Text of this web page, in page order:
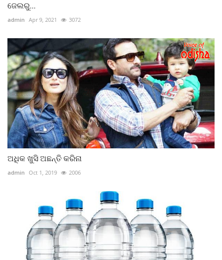
ଜେଲରୁ...
admin Apr 9, 2021 3072
ଅଧିକ ଖୁସି ଅଛନ୍ତି କରିନା
admin Oct 1, 2019 2006